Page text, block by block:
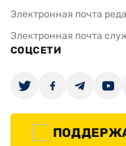
Электронная почта
Электронная почта
СОЦСЕТИ